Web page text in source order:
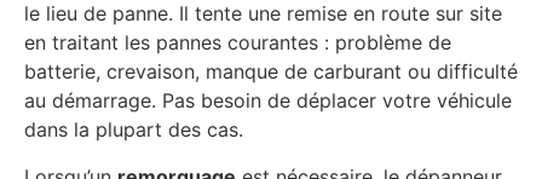
le lieu de panne. Il tente une remise en route sur site
en traitant les pannes courantes : problème de
batterie, crevaison, manque de carburant ou difficulté
au démarrage. Pas besoin de déplacer votre véhicule
dans la plupart des cas.